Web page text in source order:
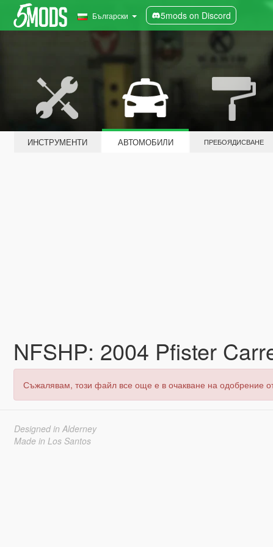
Български 5mods on Discord
ИНСТРУМЕНТИ АВТОМОБИЛИ ПРЕБОЯДИСВАНЕ
NFSHP: 2004 Pfister
Съжалявам, този файл все още е в очакване на одобрение
Designed in Alderney
Made in Los Santos